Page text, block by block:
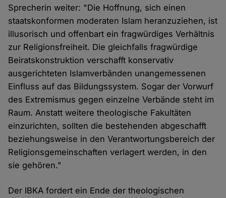
Sprecherin weiter: "Die Hoffnung, sich einen
staatskonformen moderaten Islam heranzuziehen, ist
illusorisch und offenbart ein fragwürdiges Verhältnis
zur Religionsfreiheit. Die gleichfalls fragwürdige
Beiratskonstruktion verschafft konservativ
ausgerichteten Islamverbänden unangemessenen
Einfluss auf das Bildungssystem. Sogar der Vorwurf
des Extremismus gegen einzelne Verbände steht im
Raum. Anstatt weitere theologische Fakultäten
einzurichten, sollten die bestehenden abgeschafft
beziehungsweise in den Verantwortungsbereich der
Religionsgemeinschaften verlagert werden, in den
sie gehören."
Der IBKA fordert ein Ende der theologischen